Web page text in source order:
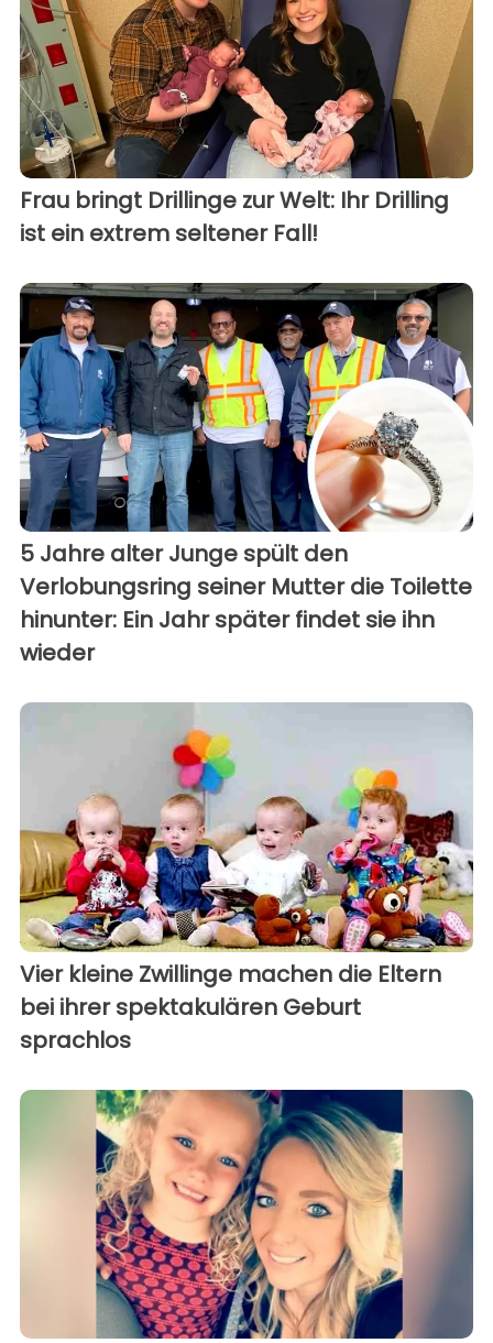
Frau bringt Drillinge zur Welt: Ihr Drilling
ist ein extrem seltener Fall!
5 Jahre alter Junge spült den
Verlobungsring seiner Mutter die Toilette
hinunter: Ein Jahr später findet sie ihn
wieder
Vier kleine Zwillinge machen die Eltern
bei ihrer spektakulären Geburt
sprachlos